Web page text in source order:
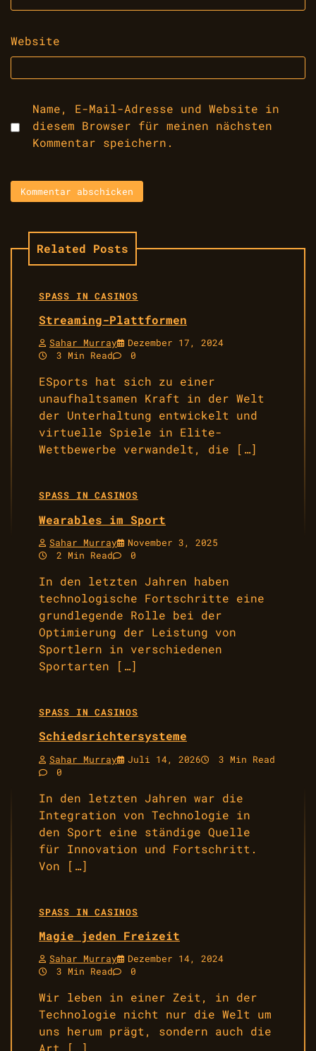
Website
Name, E-Mail-Adresse und Website in
diesem Browser für meinen nächsten
Kommentar speichern.
Related Posts
SPASS IN CASINOS
Streaming-Plattformen
Sahar Murray
Dezember 17, 2024
3 Min Read
0
ESports hat sich zu einer
unaufhaltsamen Kraft in der Welt
der Unterhaltung entwickelt und
virtuelle Spiele in Elite-
Wettbewerbe verwandelt, die […]
SPASS IN CASINOS
Wearables im Sport
Sahar Murray
November 3, 2025
2 Min Read
0
In den letzten Jahren haben
technologische Fortschritte eine
grundlegende Rolle bei der
Optimierung der Leistung von
Sportlern in verschiedenen
Sportarten […]
SPASS IN CASINOS
Schiedsrichtersysteme
Sahar Murray Juli 14, 2026
3 Min Read
0
In den letzten Jahren war die
Integration von Technologie in
den Sport eine ständige Quelle
für Innovation und Fortschritt.
Von […]
SPASS IN CASINOS
Magie jeden Freizeit
Sahar Murray
Dezember 14, 2024
3 Min Read
0
Wir leben in einer Zeit, in der
Technologie nicht nur die Welt um
uns herum prägt, sondern auch die
Art […]